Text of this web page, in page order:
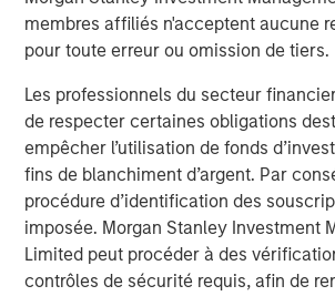
membres affiliés n'acceptent aucune
pour toute erreur ou omission de tiers.
Les professionnels du secteur
de respecter certaines obligations
empêcher l’utilisation de fonds
fins de blanchiment d’argent. Par
procédure d’identification des
imposée. Morgan Stanley Investment
Limited peut procéder à des
contrôles de sécurité requis, afin de
Fed Fund cuts3. All things being equal,
rates provide a boost to PE internal
we don’t expect this cycle to be any
Notwithstanding these positive
are high, especially for well-performing
which has hindered deployment.
not generating sufficient DPI and
2020-2022 vintages to raise additional
it is likely that the number of GPs
investments will fall over the coming